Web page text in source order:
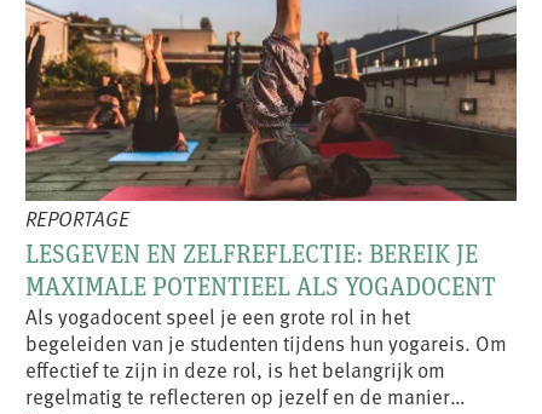
REPORTAGE
LESGEVEN EN ZELFREFLECTIE: BEREIK JE
MAXIMALE POTENTIEEL ALS YOGADOCENT
Als yogadocent speel je een grote rol in het
begeleiden van je studenten tijdens hun yogareis. Om
effectief te zijn in deze rol, is het belangrijk om
regelmatig te reflecteren op jezelf en de manier…